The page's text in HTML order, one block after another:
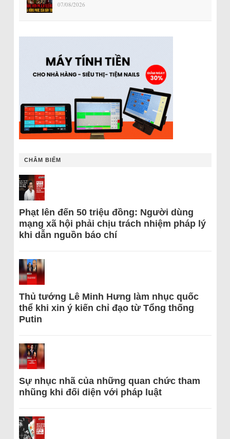
07/08/2026
CHÂM BIẾM
Phạt lên đến 50 triệu đồng: Người dùng
mạng xã hội phải chịu trách nhiệm pháp lý
khi dẫn nguồn báo chí
Thủ tướng Lê Minh Hưng làm nhục quốc
thể khi xin ý kiến chỉ đạo từ Tổng thống
Putin
Sự nhục nhã của những quan chức tham
nhũng khi đối diện với pháp luật